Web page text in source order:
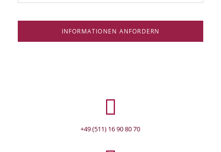
INFORMATIONEN ANFORDERN
+49 (511) 16 90 80 70